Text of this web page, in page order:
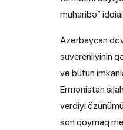
müharibə”
Azərbaycan
suverenliyinin
və bütün
Ermənistan
verdiyi
son qoymaq